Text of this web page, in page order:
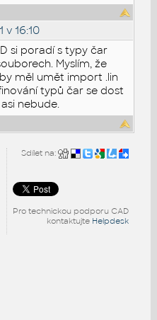
v 16:10
si poradí s typy čar
Myslím, že
měl umět import .lin
typů čar se dost
nebude.
Sdílet na:
Pro technickou podporu CAD
kontaktujte Helpdesk